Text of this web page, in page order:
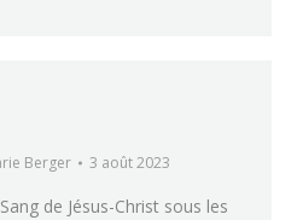
Berger 3 août 2023
de Jésus-Christ sous les